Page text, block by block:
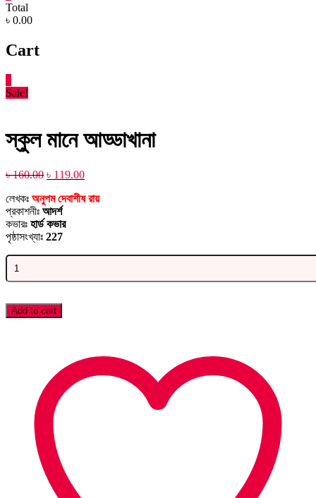
Total
৳ 0.00
Cart
Sale!
স্কুল মানে আড্ডাখানা
৳160.00 Original
was:
৳ 160.00.
৳ 119.00Current
is:
লেখকঃ অনুপম দেবাশীষ রায়
প্রকাশনীঃ আদর্শ
কভারঃ হার্ড কভার
পৃষ্ঠাসংখ্যাঃ 227
স্কুল
মানে
আড্ডাখানা
Add to cart